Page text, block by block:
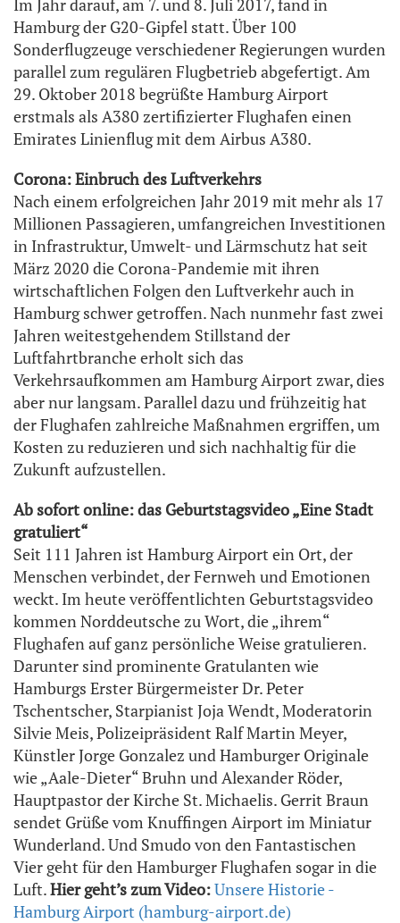
Im Jahr darauf, am 7. und 8. Juli 2017, fand in
Hamburg der G20-Gipfel statt. Über 100
Sonderflugzeuge verschiedener Regierungen wurden
parallel zum regulären Flugbetrieb abgefertigt. Am
29. Oktober 2018 begrüßte Hamburg Airport
erstmals als A380 zertifizierter Flughafen einen
Emirates Linienflug mit dem Airbus A380.
Corona: Einbruch des Luftverkehrs
Nach einem erfolgreichen Jahr 2019 mit mehr als 17
Millionen Passagieren, umfangreichen Investitionen
in Infrastruktur, Umwelt- und Lärmschutz hat seit
März 2020 die Corona-Pandemie mit ihren
wirtschaftlichen Folgen den Luftverkehr auch in
Hamburg schwer getroffen. Nach nunmehr fast zwei
Jahren weitestgehendem Stillstand der
Luftfahrtbranche erholt sich das
Verkehrsaufkommen am Hamburg Airport zwar, dies
aber nur langsam. Parallel dazu und frühzeitig hat
der Flughafen zahlreiche Maßnahmen ergriffen, um
Kosten zu reduzieren und sich nachhaltig für die
Zukunft aufzustellen.
Ab sofort online: das Geburtstagsvideo „Eine Stadt
gratuliert“
Seit 111 Jahren ist Hamburg Airport ein Ort, der
Menschen verbindet, der Fernweh und Emotionen
weckt. Im heute veröffentlichten Geburtstagsvideo
kommen Norddeutsche zu Wort, die „ihrem“
Flughafen auf ganz persönliche Weise gratulieren.
Darunter sind prominente Gratulanten wie
Hamburgs Erster Bürgermeister Dr. Peter
Tschentscher, Starpianist Joja Wendt, Moderatorin
Silvie Meis, Polizeipräsident Ralf Martin Meyer,
Künstler Jorge Gonzalez und Hamburger Originale
wie „Aale-Dieter“ Bruhn und Alexander Röder,
Hauptpastor der Kirche St. Michaelis. Gerrit Braun
sendet Grüße vom Knuffingen Airport im Miniatur
Wunderland. Und Smudo von den Fantastischen
Vier geht für den Hamburger Flughafen sogar in die
Luft.Hier geht’s zum Video:Unsere Historie -
Hamburg Airport (hamburg-airport.de)